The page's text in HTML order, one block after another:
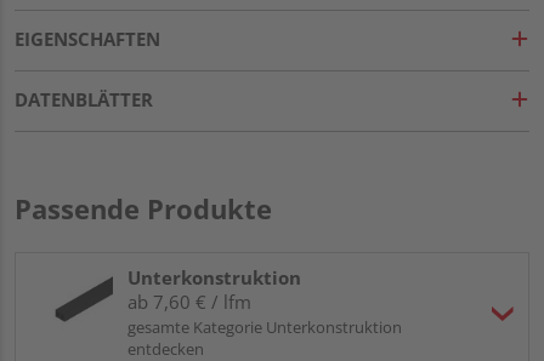
EIGENSCHAFTEN
DATENBLÄTTER
Passende Produkte
Unterkonstruktion
ab 7,60 € / lfm
gesamte Kategorie Unterkonstruktion
entdecken